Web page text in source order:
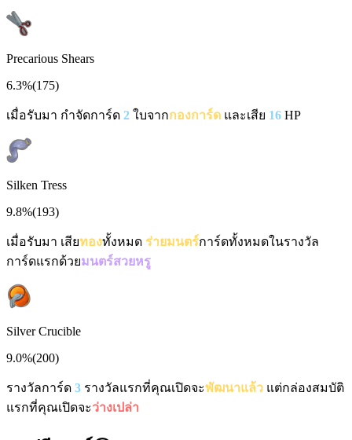
Precarious Shears
6.3%(175)
เมื่อรับมา กำจัดการ์ด 2 ใบจากกองการ์ด และเสีย 16 HP
Silken Tress
9.8%(193)
เมื่อรับมา เสียทองทั้งหมด ร่ายมนตร์การ์ดทั้งหมดในรางวัล
การ์ดแรกด้วยมนตร์สวยหรู
Silver Crucible
9.0%(200)
รางวัลการ์ด 3 รางวัลแรกที่คุณเปิดจะพัฒนาแล้ว แต่กล่องสมบัติ
แรกที่คุณเปิดจะว่างเปล่า